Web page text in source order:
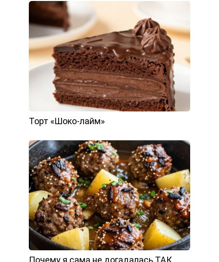
Торт «Шоко-лайм»
Почему я сама не догадалась ТАК